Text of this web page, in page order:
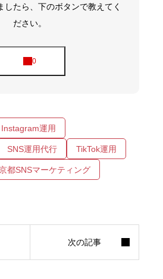
したら、下のボタンで教えてく
ださい。
Instagram運用
SNS運用代行 TikTok運用
都SNSマーケティング